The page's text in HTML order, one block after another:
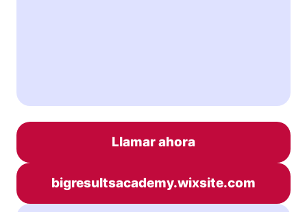
Llamar ahora
bigresultsacademy.wixsite.com